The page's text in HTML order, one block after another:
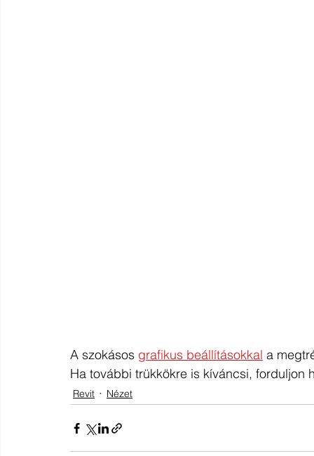
A szokásos grafikus beállításokkal a
Ha további trükkökre is kíváncsi, forduljon
Revit Nézet